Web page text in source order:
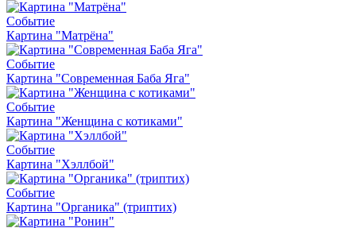
Событие
Картина "Матрёна"
Событие
Картина "Современная Баба Яга"
Событие
Картина "Женщина с котиками"
Событие
Картина "Хэллбой"
Событие
Картина "Органика" (триптих)